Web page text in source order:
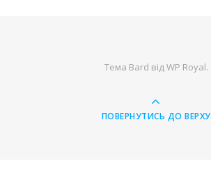
Тема Bard відWP Royal.
ПОВЕРНУТИСЬ ДО ВЕРХУ